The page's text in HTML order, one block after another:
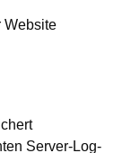
Website
Server-Log-